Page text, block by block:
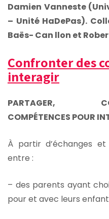
Damien Vanneste
– Unité HaDePas).
Baës- Can llon et
Confronter des
interagir
PARTAGER,
COMPÉTENCES POUR
À partir d’échanges et
entre :
– des parents ayant
pour et avec leurs